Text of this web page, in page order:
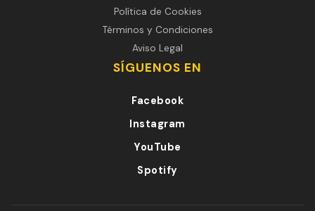
Política de Cookies
Términos y Condiciones
Aviso Legal
SÍGUENOS EN
Facebook
Instagram
YouTube
Spotify